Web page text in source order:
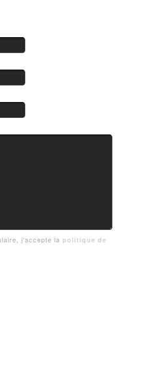
j'accepte la politique de